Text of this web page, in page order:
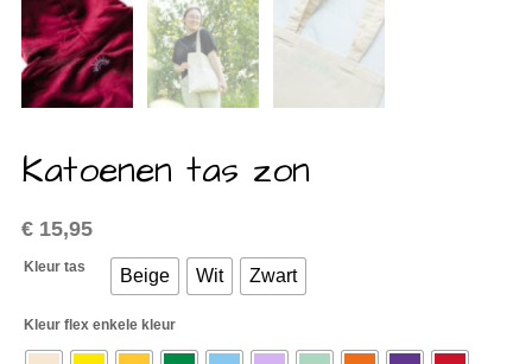
Katoenen tas zon
€ 15,95
Kleur tas Beige Wit Zwart
Kleur flex enkele kleur